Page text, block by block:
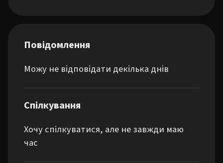
Повідомлення
Можу не відповідати декілька днів
Спілкування
Хочу спілкуватися, але не завжди маю
час